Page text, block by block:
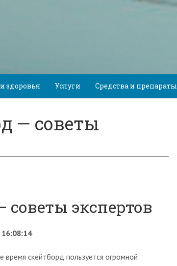
здоровья Услуги Средства и препараты
— советы
экспертов
время скейтборд пользуется огромной